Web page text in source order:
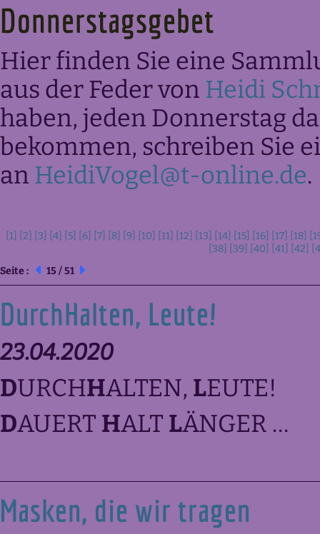
Donnerstagsgebet
Hier finden Sie eine
aus der Feder von Heidi
haben, jeden Donnerstag
bekommen, schreiben Sie
an HeidiVogel@t-online.de.
[1] [2] [3] [4] [5] [6] [7] [8] [9] [10] [11] [12] [13] [14] [15] [16] [17] [18]
[38]
[39] [40] [41] [42]
Seite :
15 / 51
DurchHalten, Leute!
23.04.2020
DURCHHALTEN, LEUTE!
DAUERT HALT LÄNGER …
Masken, die wir tragen